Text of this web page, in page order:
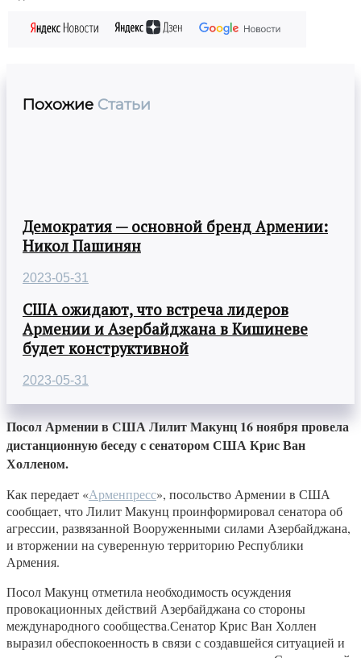
Похожие Статьи
Демократия — основной бренд Армении:
Никол Пашинян
2023-05-31
США ожидают, что встреча лидеров
Армении и Азербайджана в Кишиневе
будет конструктивной
2023-05-31
Посол Армении в США Лилит Макунц 16 ноября провела
дистанционную беседу с сенатором США Крис Ван
Холленом.
Как передает «Арменпресс», посольство Армении в США
сообщает, что Лилит Макунц проинформировал сенатора об
агрессии, развязанной Вооруженными силами Азербайджана,
и вторжении на суверенную территорию Республики
Армения.
Посол Макунц отметила необходимость осуждения
провокационных действий Азербайджана со стороны
международного сообщества.Сенатор Крис Ван Холлен
выразил обеспокоенность в связи с создавшейся ситуацией и